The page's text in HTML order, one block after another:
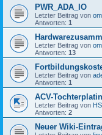
PWR_ADA_IO
Letzter Beitrag von
Antworten: 1
Letzter Beitrag von
Antworten: 13
Letzter Beitrag von
Antworten: 1
ACV-
Letzter Beitrag von
Antworten: 2
Neuer Wiki-